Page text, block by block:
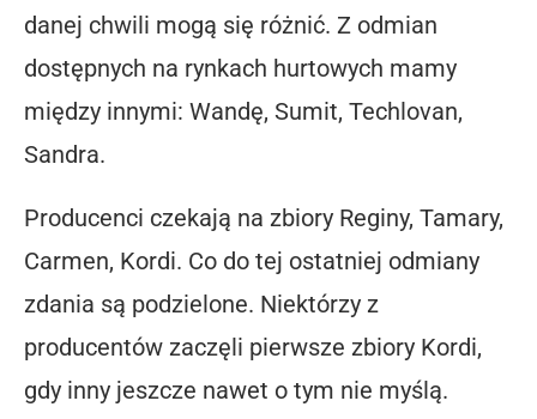
danej chwili mogą się różnić. Z odmian
dostępnych na rynkach hurtowych mamy
między innymi: Wandę, Sumit, Techlovan,
Sandra.
Producenci czekają na zbiory Reginy, Tamary,
Carmen, Kordi. Co do tej ostatniej odmiany
zdania są podzielone. Niektórzy z
producentów zaczęli pierwsze zbiory Kordi,
gdy inny jeszcze nawet o tym nie myślą.